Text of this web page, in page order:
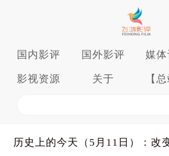
国内影评 国外影评 媒体
影视资源 关于 【
历史上的今天（5月11日）：改